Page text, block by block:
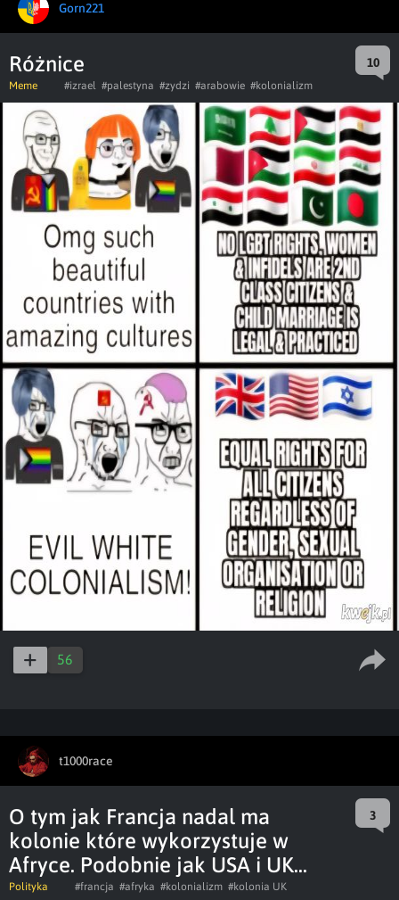
Gorn221
Różnice 10
Meme #izrael #palestyna #zydzi #arabowie #kolonializm
56
t1000race
O tym jak Francja nadal ma
kolonie które wykorzystuje w
Afryce. Podobnie jak USA i UK...
3
Polityka #francja #afryka #kolonializm #kolonia UK